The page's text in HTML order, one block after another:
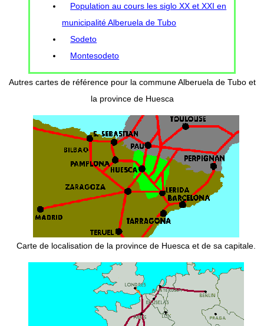
Population au cours les siglo XX et XXI en
municipalité Alberuela de Tubo
Sodeto
Montesodeto
Autres cartes de référence pour la commune Alberuela de Tubo et
la province de Huesca
Carte de localisation de la province de Huesca et de sa capitale.